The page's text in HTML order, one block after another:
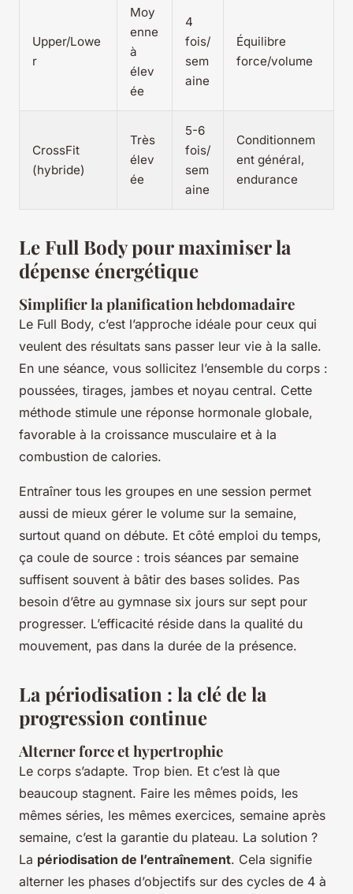
Upper/Lowe
r
Moy
enne
à
élev
ée
4
fois/
sem
aine
Équilibre
force/volume
CrossFit
(hybride)
Très
élev
ée
5-6
fois/
sem
aine
Conditionnem
ent général,
endurance
Le Full Body pour maximiser la
dépense énergétique
Simplifier la planification hebdomadaire
Le Full Body, c’est l’approche idéale pour ceux qui
veulent des résultats sans passer leur vie à la salle.
En une séance, vous sollicitez l’ensemble du corps :
poussées, tirages, jambes et noyau central. Cette
méthode stimule une réponse hormonale globale,
favorable à la croissance musculaire et à la
combustion de calories.
Entraîner tous les groupes en une session permet
aussi de mieux gérer le volume sur la semaine,
surtout quand on débute. Et côté emploi du temps,
ça coule de source : trois séances par semaine
suffisent souvent à bâtir des bases solides. Pas
besoin d’être au gymnase six jours sur sept pour
progresser. L’efficacité réside dans la qualité du
mouvement, pas dans la durée de la présence.
La périodisation : la clé de la
progression continue
Alterner force et hypertrophie
Le corps s’adapte. Trop bien. Et c’est là que
beaucoup stagnent. Faire les mêmes poids, les
mêmes séries, les mêmes exercices, semaine après
semaine, c’est la garantie du plateau. La solution ?
La périodisation de l’entraînement. Cela signifie
alterner les phases d’objectifs sur des cycles de 4 à